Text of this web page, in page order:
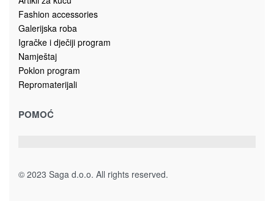
KOMODA JOY-K13